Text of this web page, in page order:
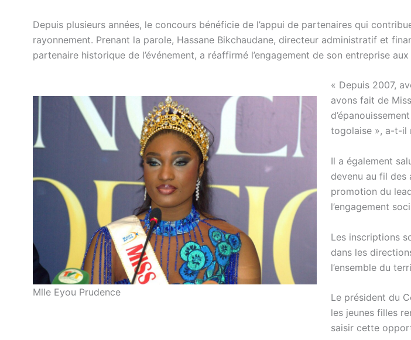
Depuis plusieurs années, le concours bénéficie de l’appui de partenaires qui
rayonnement. Prenant la parole, Hassane Bikchaudane, directeur administratif et
partenaire historique de l’événement, a réaffirmé l’engagement de son entreprise
Mlle Eyou Prudence
« Depuis 2007,
avons fait de
togolaise », a-t-il
Il a également
devenu au fil des
promotion du
l’engagement
Les inscriptions
dans les
l’ensemble du
Le président du
les jeunes filles
saisir cette